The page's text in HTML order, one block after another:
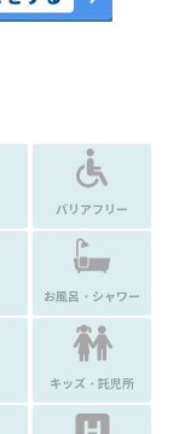
バリアフリー
お風呂・シャワー
キッズ・託児所